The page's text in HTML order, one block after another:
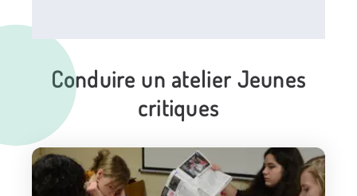
Conduire un atelier Jeunes
critiques